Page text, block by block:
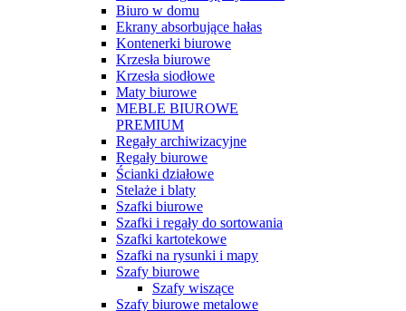
Biuro w domu
Ekrany absorbujące hałas
Kontenerki biurowe
Krzesła biurowe
Krzesła siodłowe
Maty biurowe
MEBLE BIUROWE
PREMIUM
Regały archiwizacyjne
Regały biurowe
Ścianki działowe
Stelaże i blaty
Szafki biurowe
Szafki i regały do sortowania
Szafki kartotekowe
Szafki na rysunki i mapy
Szafy biurowe
Szafy wiszące
Szafy biurowe metalowe